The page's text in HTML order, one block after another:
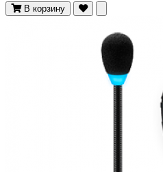
В корзину